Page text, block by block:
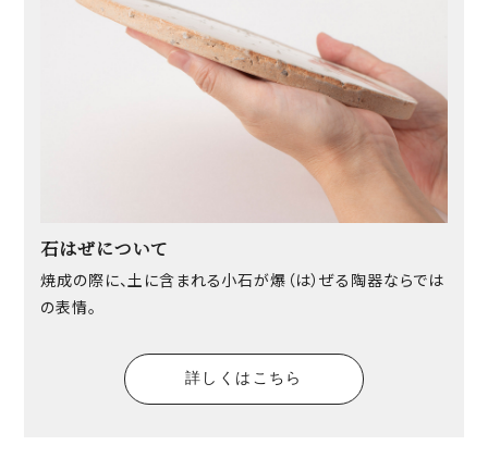
石はぜについて
焼成の際に、土に含まれる小石が爆（は）ぜる陶器ならでは
の表情。
詳しくはこちら